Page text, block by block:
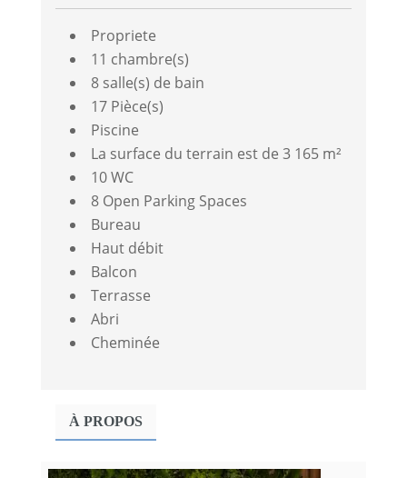
Propriete
11 chambre(s)
8 salle(s) de bain
17 Pièce(s)
Piscine
La surface du terrain est de 3 165 m²
10 WC
8 Open Parking Spaces
Bureau
Haut débit
Balcon
Terrasse
Abri
Cheminée
À PROPOS